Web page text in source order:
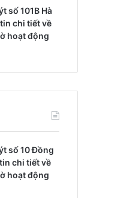
số 101B Hà
chi tiết về
hoạt động
số 10 Đồng
chi tiết về
hoạt động